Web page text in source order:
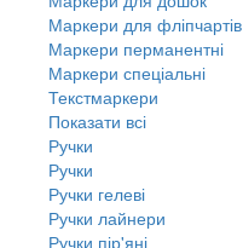
Маркери для фліпчартів
Маркери перманентні
Маркери спеціальні
Текстмаркери
Показати всі
Ручки
Ручки
Ручки гелеві
Ручки лайнери
Ручки пір'яні